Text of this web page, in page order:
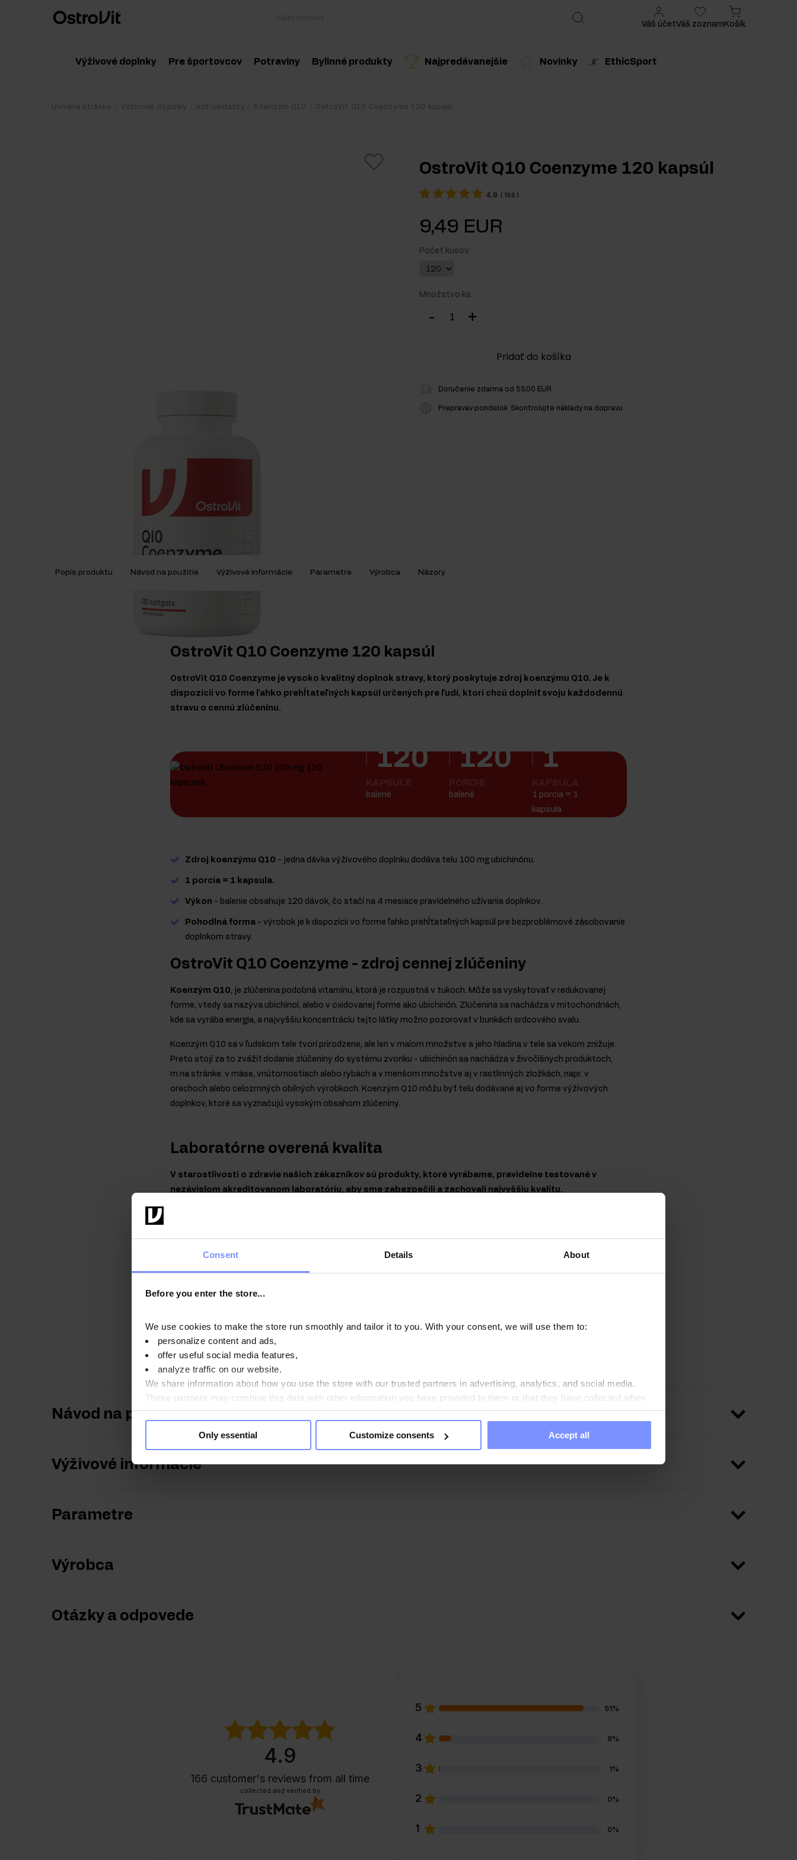
Consent Details About
Before you enter the store...
We use cookies to make the store run smoothly and tailor it to you. With your consent, we will use them to:
personalize content and ads,
offer useful social media features,
analyze traffic on our website.
We share information about how you use the store with our trusted partners in advertising, analytics, and social media.
These partners may combine this data with other information you have provided to them or that they have collected when
you use their services. Do you agree?
Only essential Customize consents Accept all
Výživové doplnky
Odporúčaný produkt
Pre športovcov
Odporúčaný produkt
Potraviny Bylinné produkty Najpredávanejšie Novinky EthicSport
Váš účetVáš zoznam Košík
Úvodná stránka Výživové doplnky Antioxidanty Koenzým Q10 OstroVit Q10 Coenzyme 120 kapsúl
OstroVit Q10 Coenzyme 120 kapsúl
4.9 ( 166 )
9,49 EUR
Počet kusov:
Množstvo ks.
- +
Pridať do košíka
Doručenie zdarma od 55,00 EUR
Prepravav pondelok Skontrolujte náklady na dopravu
Popis produktu Návod na použitie Výživové informácie Parametre Výrobca Názory
OstroVit Q10 Coenzyme 120 kapsúl
OstroVit Q10 Coenzyme je vysoko kvalitný doplnok stravy, ktorý poskytuje zdroj koenzýmu Q10. Je k
dispozícii vo forme ľahko prehĺtateľných kapsúl určených pre ľudí, ktorí chcú doplniť svoju každodennú
stravu o cennú zlúčeninu.
120
balené
120
balené
1
1 porcia = 1
kapsula
Zdroj koenzýmu Q10 - jedna dávka výživového doplnku dodáva telu 100 mg ubichinónu.
1 porcia = 1 kapsula.
Výkon - balenie obsahuje 120 dávok, čo stačí na 4 mesiace pravidelného užívania doplnkov.
Pohodlná forma - výrobok je k dispozícii vo forme ľahko prehĺtateľných kapsúl pre bezproblémové zásobovanie
doplnkom stravy.
OstroVit Q10 Coenzyme - zdroj cennej zlúčeniny
Koenzým Q10, je zlúčenina podobná vitamínu, ktorá je rozpustná v tukoch. Môže sa vyskytovať v redukovanej
forme, vtedy sa nazýva ubichinol, alebo v oxidovanej forme ako ubichinón. Zlúčenina sa nachádza v mitochondriách,
kde sa vyrába energia, a najvyššiu koncentráciu tejto látky možno pozorovať v bunkách srdcového svalu.
Koenzým Q10 sa v ľudskom tele tvorí prirodzene, ale len v malom množstve a jeho hladina v tele sa vekom znižuje.
Preto stojí za to zvážiť dodanie zlúčeniny do systému zvonku - ubichinón sa nachádza v živočíšnych produktoch,
m.na stránke. v mäse, vnútornostiach alebo rybách a v menšom množstve aj v rastlinných zložkách, napr. v
orechoch alebo celozrnných obilných výrobkoch. Koenzým Q10 môžu byť telu dodávané aj vo forme výživových
doplnkov, ktoré sa vyznačujú vysokým obsahom zlúčeniny.
Laboratórne overená kvalita
V starostlivosti o zdravie našich zákazníkov sú produkty, ktoré vyrábame, pravidelne testované v
nezávislom akreditovanom laboratóriu, aby sme zabezpečili a zachovali najvyššiu kvalitu.
OstroVit Ubichinón Q10 100 mg - Testovanie obsahu ťažkých kovov 20.07.2026
Návod na použitie
Výživové informácie
Parametre
Výrobca
Otázky a odpovede
4.9
166 customer's reviews from all time
collected and verified by
5 91%
4 8%
3 1%
2 0%
1 0%